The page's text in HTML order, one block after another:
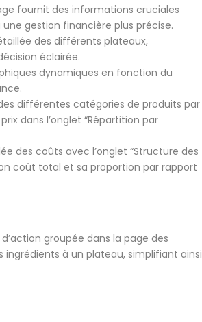
fournit des informations cruciales
gestion financière plus précise.
des différents plateaux,
éclairée.
dynamiques en fonction du
différentes catégories de produits par
dans l’onglet “Répartition par
des coûts avec l’onglet “Structure des
coût total et sa proportion par rapport
groupée dans la page des
à un plateau, simplifiant ainsi